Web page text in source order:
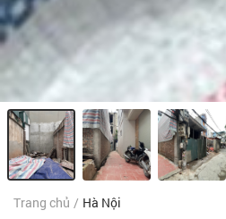
Trang chủ / Hà Nội